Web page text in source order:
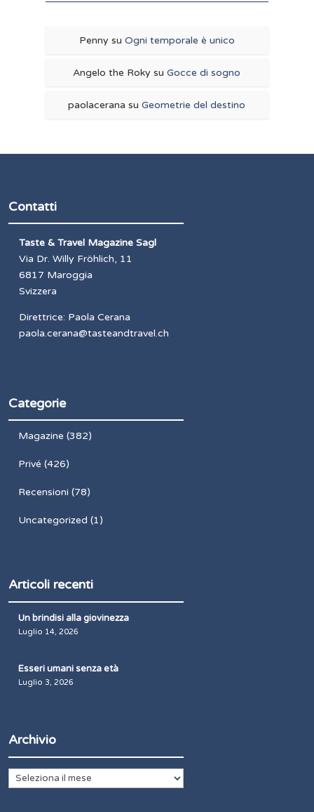
Penny su Ogni temporale è unico
Angelo the Roky suGocce di sogno
paolacerana suGeometrie del destino
Contatti
Taste & Travel Magazine Sagl
Via Dr. Willy Fröhlich, 11
6817 Maroggia
Svizzera
Direttrice: Paola Cerana
paola.cerana@tasteandtravel.ch
Categorie
Magazine (382)
Privé (426)
Recensioni (78)
Uncategorized (1)
Articoli recenti
Un brindisi alla giovinezza
Luglio 14, 2026
Esseri umani senza età
Luglio 3, 2026
Archivio